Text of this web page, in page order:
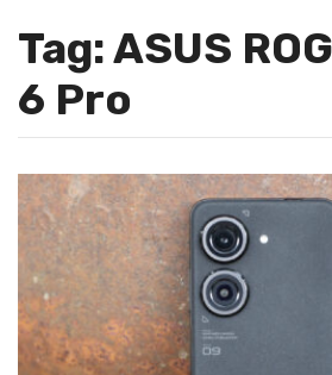
Tag: ASUS
6 Pro